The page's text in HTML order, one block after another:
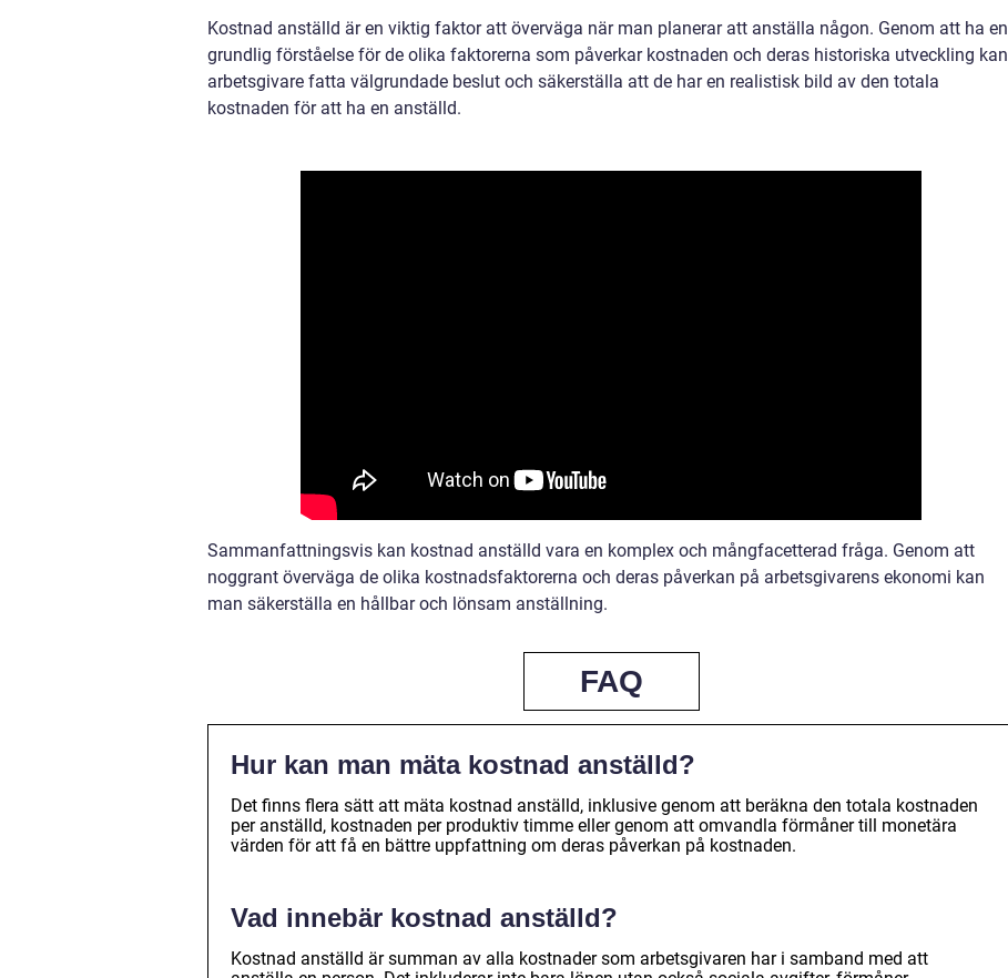
Kostnad anställd är en viktig faktor att överväga när man planerar att anställa någon. Genom att ha en
grundlig förståelse för de olika faktorerna som påverkar kostnaden och deras historiska utveckling kan
arbetsgivare fatta välgrundade beslut och säkerställa att de har en realistisk bild av den totala
kostnaden för att ha en anställd.
Sammanfattningsvis kan kostnad anställd vara en komplex och mångfacetterad fråga. Genom att
noggrant överväga de olika kostnadsfaktorerna och deras påverkan på arbetsgivarens ekonomi kan
man säkerställa en hållbar och lönsam anställning.
FAQ
Hur kan man mäta kostnad anställd?
Det finns flera sätt att mäta kostnad anställd, inklusive genom att beräkna den totala kostnaden
per anställd, kostnaden per produktiv timme eller genom att omvandla förmåner till monetära
värden för att få en bättre uppfattning om deras påverkan på kostnaden.
Vad innebär kostnad anställd?
Kostnad anställd är summan av alla kostnader som arbetsgivaren har i samband med att